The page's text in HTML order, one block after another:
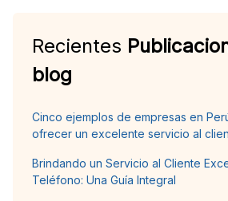
Recientes
blog
Cinco ejemplos de empresas en
ofrecer un excelente servicio al
Brindando un Servicio al Cliente
Teléfono: Una Guía Integral